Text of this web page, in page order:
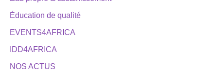
Éducation de qualité
EVENTS4AFRICA
IDD4AFRICA
NOS ACTUS